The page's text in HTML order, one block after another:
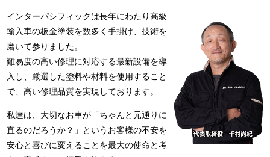
インターパシフィックは長年にわたり高級
輸入車の板金塗装を数多く手掛け、技術を
磨いて参りました。
難易度の高い修理に対応する最新設備を導
入し、厳選した塗料や材料を使用すること
で、高い修理品質を実現しております。
私達は、大切なお車が「ちゃんと元通りに
直るのだろうか？」というお客様の不安を
安心と喜びに変えることを最大の使命と考